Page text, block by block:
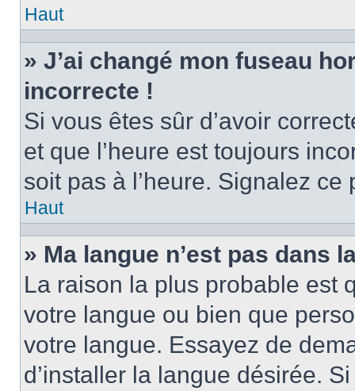
Haut
» J’ai changé mon fuseau
incorrecte !
Si vous êtes sûr d’avoir
et que l’heure est toujours
soit pas à l’heure. Signalez
Haut
» Ma langue n’est pas dans
La raison la plus probable est
votre langue ou bien que
votre langue. Essayez de
d’installer la langue désirée.